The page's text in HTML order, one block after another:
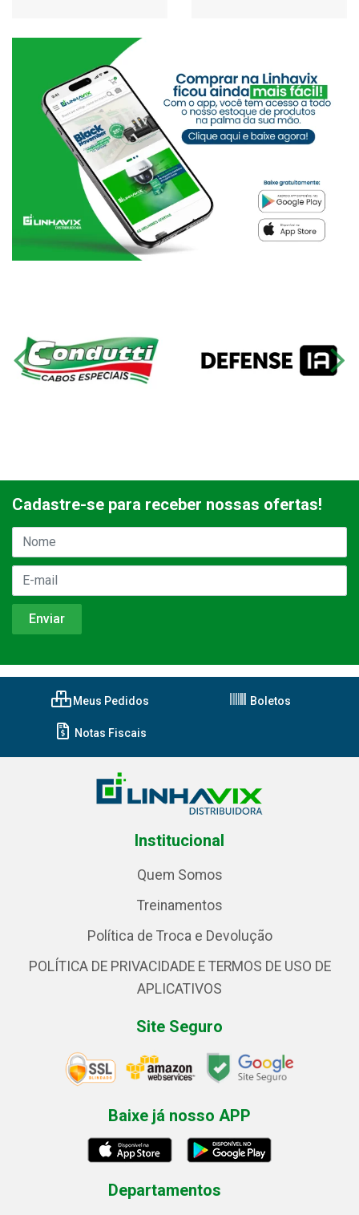
Cadastre-se para receber nossas ofertas!
Meus Pedidos Boletos
Notas Fiscais
Institucional
Quem Somos
Treinamentos
Política de Troca e Devolução
POLÍTICA DE PRIVACIDADE E TERMOS DE USO DE
APLICATIVOS
Site Seguro
Baixe já nosso APP
Departamentos